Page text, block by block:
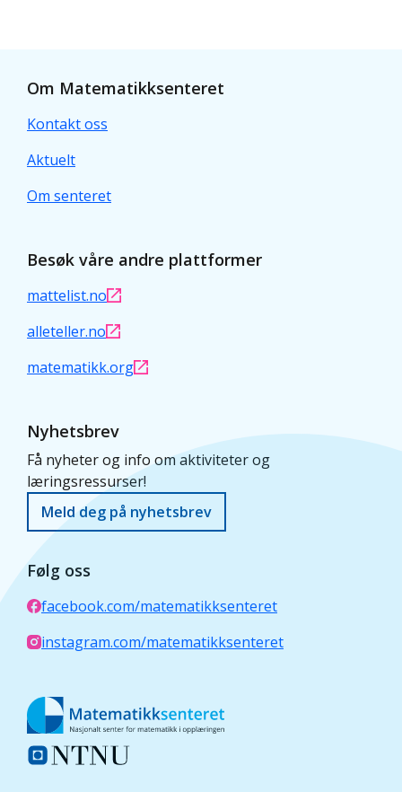
Om Matematikksenteret
Kontakt oss
Aktuelt
Om senteret
Besøk våre andre plattformer
mattelist.no
alleteller.no
matematikk.org
Nyhetsbrev
Få nyheter og info om aktiviteter og
læringsressurser!
Meld deg på nyhetsbrev
Følg oss
facebook.com/matematikksenteret
instagram.com/matematikksenteret